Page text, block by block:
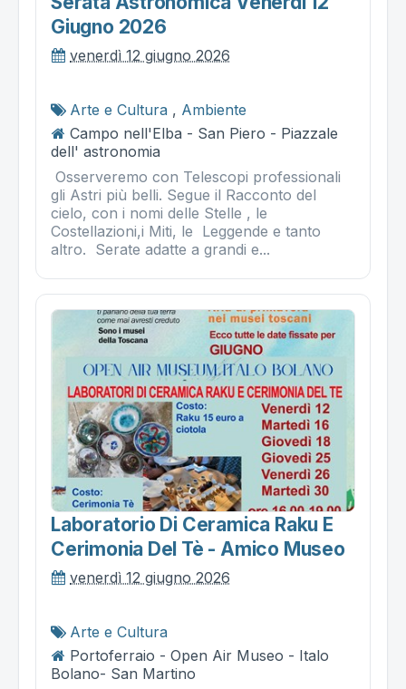
Giugno 2026
venerdì 12 giugno 2026
Arte e Cultura , Ambiente
Campo nell'Elba - San Piero - Piazzale
dell' astronomia
Osserveremo con Telescopi professionali
gli Astri più belli. Segue il Racconto del
cielo, con i nomi delle Stelle , le
Costellazioni,i Miti, le Leggende e tanto
altro. Serate adatte a grandi e...
Laboratorio Di Ceramica Raku E
Cerimonia Del Tè - Amico Museo
venerdì 12 giugno 2026
Arte e Cultura
Portoferraio - Open Air Museo - Italo
Bolano- San Martino